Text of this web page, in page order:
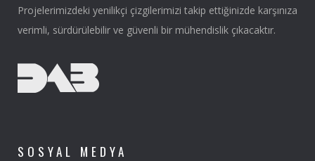
Projelerimizdeki yenilikçi çizgilerimizi takip ettiğinizde karşınıza
verimli, sürdürülebilir ve güvenli bir mühendislik çıkacaktır.
SOSYAL MEDYA